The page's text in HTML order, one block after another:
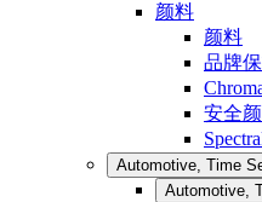
颜料
颜料
品牌
安全
Automotive, Time
Automotive,